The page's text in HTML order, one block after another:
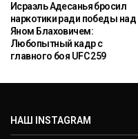
Исраэль Адесанья бросил
наркотики ради победы над
Яном Блаховичем:
Любопытный кадр с
главного боя UFC 259
НАШ INSTAGRAM